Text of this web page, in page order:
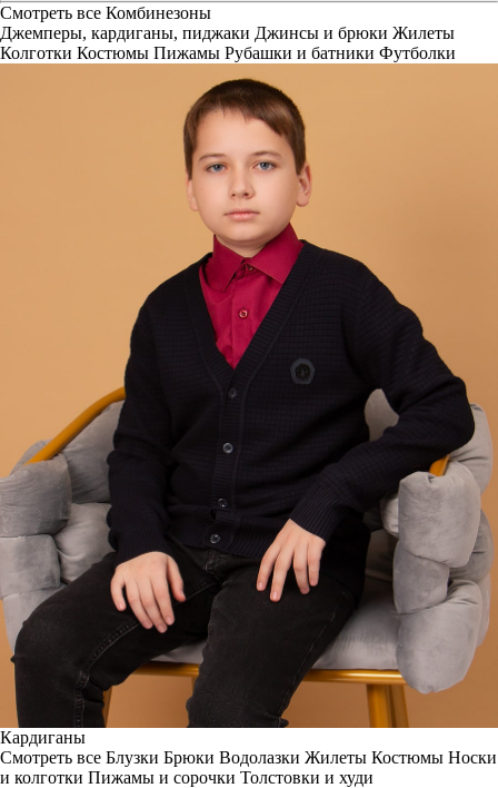
Смотреть все Комбинезоны
Джемперы, кардиганы, пиджаки Джинсы и брюки Жилеты
Колготки Костюмы Пижамы Рубашки и батники Футболки
Кардиганы
Смотреть все Блузки Брюки Водолазки Жилеты Костюмы Носки
и колготки Пижамы и сорочки Толстовки и худи